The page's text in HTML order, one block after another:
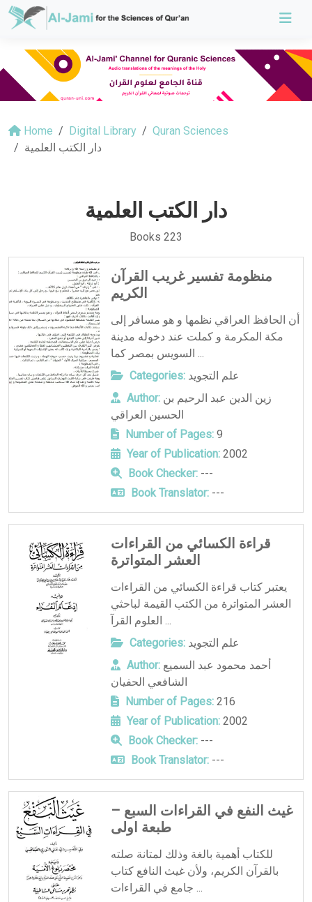
Home Digital Library
Quran Sciences
دار الكتب العلمية
دار الكتب العلمية
Books 223
منظومة تفسير غريب القرآن
الكريم
أن الحافظ العراقي نظمها و هو مسافر إلى
مكة المكرمة و كملت عند دخوله مدينة
السويس بمصر كما ...
Categories: علم التجويد
Author: زين الدين عبد الرحيم بن
الحسين العراقي
Number of Pages:9
Year of Publication:2002
Book Checker:---
Book Translator:---
قراءة الكسائي من القراءات
العشر المتواترة
يعتبر كتاب قراءة الكسائي من القراءات
العشر المتواترة من الكتب القيمة لباحثي
العلوم القرآ ...
Categories: علم التجويد
Author: أحمد محمود عبد السميع
الشافعي الحفيان
Number of Pages:216
Year of Publication:2002
Book Checker:---
Book Translator:---
غيث النفع في القراءات السبع –
طبعة اولى
للكتاب أهمية بالغة وذلك لمتانة صلته
بالقرآن الكريم، ولأن غيث النافع كتاب
جامع في القراءات ...